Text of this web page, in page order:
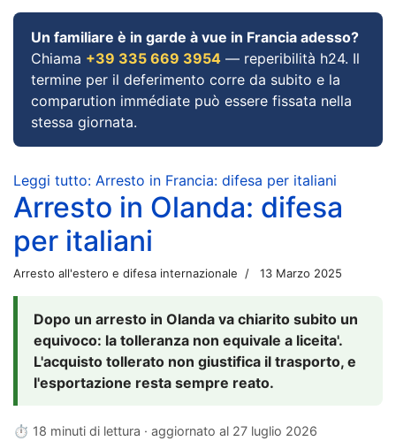
Un familiare è in garde à vue in Francia adesso?
Chiama +39 335 669 3954 — reperibilità h24. Il
termine per il deferimento corre da subito e la
comparution immédiate può essere fissata nella
stessa giornata.
Leggi tutto: Arresto in Francia: difesa per italiani
Arresto in Olanda: difesa
per italiani
Arresto all'estero e difesa internazionale 13 Marzo 2025
Dopo un arresto in Olanda va chiarito subito un
equivoco: la tolleranza non equivale a liceita'.
L'acquisto tollerato non giustifica il trasporto, e
l'esportazione resta sempre reato.
⏱ 18 minuti di lettura · aggiornato al 27 luglio 2026